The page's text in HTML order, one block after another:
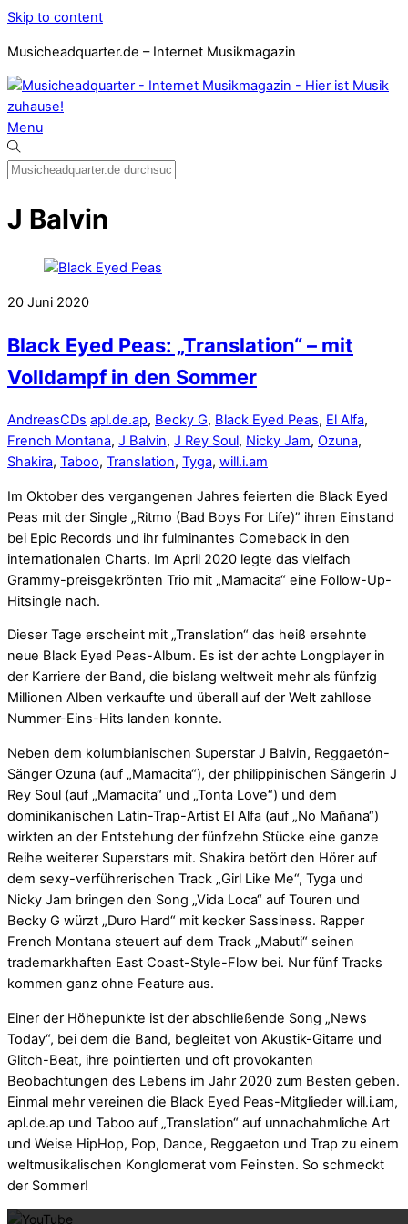
Skip to content
Musicheadquarter.de – Internet Musikmagazin
Menu
J Balvin
20 Juni 2020
Black Eyed Peas: „Translation“ – mit
Volldampf in den Sommer
AndreasCDs apl.de.ap, Becky G, Black Eyed Peas, El Alfa,
French Montana, J Balvin, J Rey Soul, Nicky Jam, Ozuna,
Shakira, Taboo, Translation, Tyga, will.i.am
Im Oktober des vergangenen Jahres feierten die Black Eyed
Peas mit der Single „Ritmo (Bad Boys For Life)” ihren Einstand
bei Epic Records und ihr fulminantes Comeback in den
internationalen Charts. Im April 2020 legte das vielfach
Grammy-preisgekrönten Trio mit „Mamacita“ eine Follow-Up-
Hitsingle nach.
Dieser Tage erscheint mit „Translation“ das heiß ersehnte
neue Black Eyed Peas-Album. Es ist der achte Longplayer in
der Karriere der Band, die bislang weltweit mehr als fünfzig
Millionen Alben verkaufte und überall auf der Welt zahllose
Nummer-Eins-Hits landen konnte.
Neben dem kolumbianischen Superstar J Balvin, Reggaetón-
Sänger Ozuna (auf „Mamacita“), der philippinischen Sängerin J
Rey Soul (auf „Mamacita“ und „Tonta Love“) und dem
dominikanischen Latin-Trap-Artist El Alfa (auf „No Mañana“)
wirkten an der Entstehung der fünfzehn Stücke eine ganze
Reihe weiterer Superstars mit. Shakira betört den Hörer auf
dem sexy-verführerischen Track „Girl Like Me“, Tyga und
Nicky Jam bringen den Song „Vida Loca“ auf Touren und
Becky G würzt „Duro Hard“ mit kecker Sassiness. Rapper
French Montana steuert auf dem Track „Mabuti“ seinen
trademarkhaften East Coast-Style-Flow bei. Nur fünf Tracks
kommen ganz ohne Feature aus.
Einer der Höhepunkte ist der abschließende Song „News
Today“, bei dem die Band, begleitet von Akustik-Gitarre und
Glitch-Beat, ihre pointierten und oft provokanten
Beobachtungen des Lebens im Jahr 2020 zum Besten geben.
Einmal mehr vereinen die Black Eyed Peas-Mitglieder will.i.am,
apl.de.ap und Taboo auf „Translation“ auf unnachahmliche Art
und Weise HipHop, Pop, Dance, Reggaeton und Trap zu einem
weltmusikalischen Konglomerat vom Feinsten. So schmeckt
der Sommer!
Mit dem